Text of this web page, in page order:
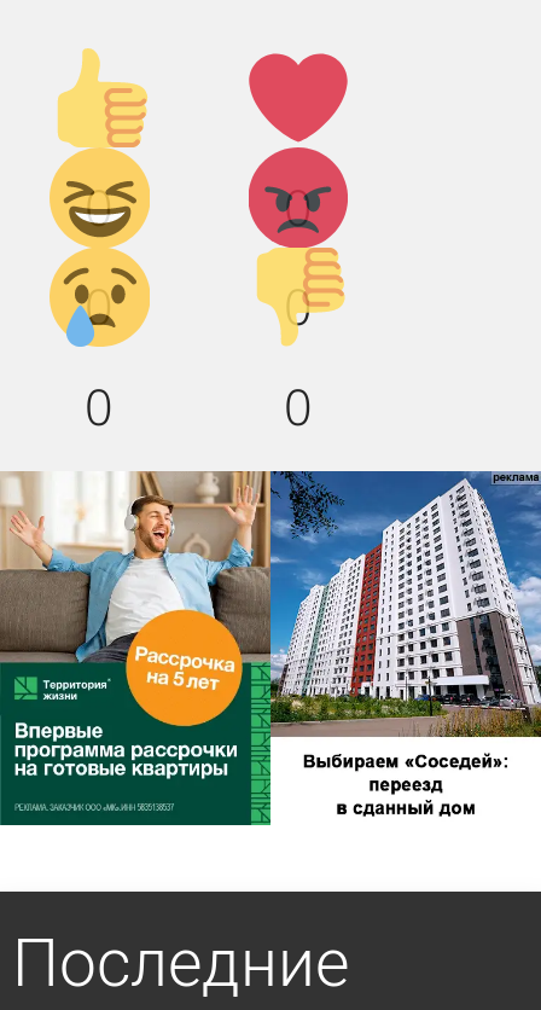
Палец
вверх!
0
Лайк!
0
Дикий
смех!
0
Агрессия!
0
Грусть :(
0
Палец
вниз!
0
Последние